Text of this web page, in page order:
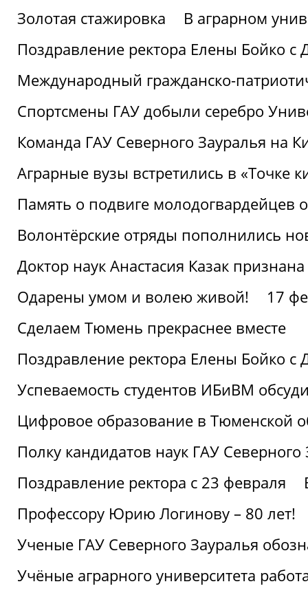
Золотая стажировка
В аграрном
Поздравление ректора Елены Бойко с
Международный гражданско-
Спортсмены ГАУ добыли серебро
Команда ГАУ Северного Зауралья на
Аграрные вузы встретились в «Точке
Память о подвиге молодогвардейцев
Волонтёрские отряды пополнились
Доктор наук Анастасия Казак
Одарены умом и волею живой!
17
Сделаем Тюмень прекраснее вместе
Поздравление ректора Елены Бойко с
Успеваемость студентов ИБиВМ
Цифровое образование в Тюменской
Полку кандидатов наук ГАУ
Поздравление ректора с 23 февраля
Профессору Юрию Логинову – 80 лет!
Ученые ГАУ Северного Зауралья
Учёные аграрного университета